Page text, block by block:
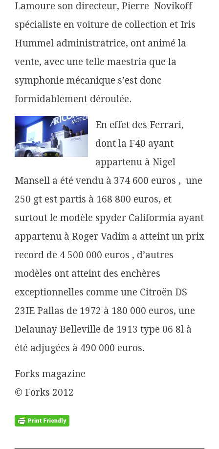
Lamoure son directeur, Pierre Novikoff
spécialiste en voiture de collection et Iris
Hummel administratrice, ont animé la
vente, avec une telle maestria que la
symphonie mécanique s’est donc
formidablement déroulée.
En effet des Ferrari,
dont la F40 ayant
appartenu à Nigel
Mansell a été vendu à 374 600 euros , une
250 gt est partis à 168 800 euros, et
surtout le modèle spyder Califormia ayant
appartenu à Roger Vadim a atteint un prix
record de 4 500 000 euros , d’autres
modèles ont atteint des enchères
exceptionnelles comme une Citroën DS
23IE Pallas de 1972 à 180 000 euros, une
Delaunay Belleville de 1913 type 06 8l à
été adjugées à 490 000 euros.
Forks magazine
© Forks 2012